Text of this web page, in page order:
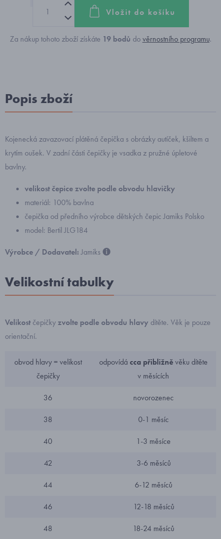
Vložit do košíku
Za nákup tohoto zboží získáte 19bodů dověrnostního programu.
Popis zboží
Kojenecká zavazovací plátěná čepička s obrázky autíček, kšiltem a
krytím oušek. V zadní části čepičky je vsadka z pružné úpletové
bavlny.
velikost čepice zvolte podle obvodu hlavičky
materiál: 100% bavlna
čepička od předního výrobce dětských čepic Jamiks Polsko
model: Bertil JLG184
Výrobce / Dodavatel:Jamiks
Velikostní tabulky
Velikost čepičkyzvolte podle obvodu hlavy dítěte. Věk je pouze
orientační.
obvod hlavy = velikost
čepičky
odpovídácca přibližněvěku dítěte
v měsících
36 novorozenec
38 0-1 měsíc
40 1-3 měsíce
42 3-6 měsíců
44 6-12 měsíců
46 12-18 měsíců
48 18-24 měsíců